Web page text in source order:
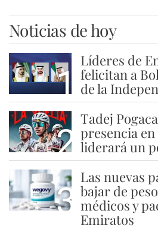
Noticias de hoy
1
Líderes de
felicitan a
de la
2
Tadej
presencia en
liderará un
3
Las nuevas
bajar de
médicos y
Emiratos